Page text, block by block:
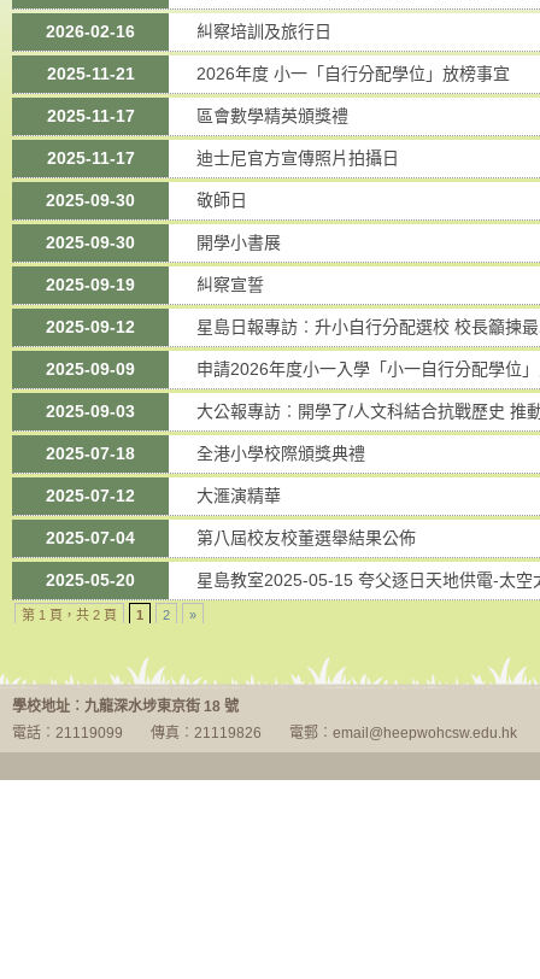
2026-02-16 糾察培訓及旅行日
2025-11-21 2026年度 小一「自行分配學位」放榜事宜
2025-11-17 區會數學精英頒獎禮
2025-11-17 迪士尼官方宣傳照片拍攝日
2025-09-30 敬師日
2025-09-30 開學小書展
2025-09-19 糾察宣誓
2025-09-12 星島日報專訪︰升小自行分配選校 校長籲揀
2025-09-09 申請2026年度小一入學「小一自行分配學位
2025-09-03 大公報專訪︰開學了/人文科結合抗戰歷史 推
2025-07-18 全港小學校際頒獎典禮
2025-07-12 大滙演精華
2025-07-04 第八屆校友校董選舉結果公佈
2025-05-20 星島教室2025-05-15 夸父逐日天地供電-太空
第 1 頁，共 2 頁 1 2 »
學校地址︰九龍深水埗東京街 18 號
電話︰21119099
傳真︰21119826 電郵︰email@heepwohcsw.edu.hk